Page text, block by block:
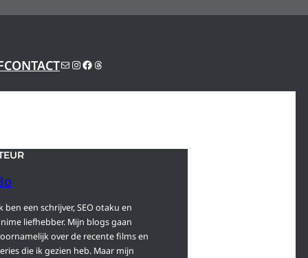
CONTACTSUBSTACK
INSTAGRAM
FACEBOOK
THREADS
ben een schrijver, SEO otaku en
liefhebber. Mijn blogs gaan
over de recente films en
die ik gezien heb. Maar mijn